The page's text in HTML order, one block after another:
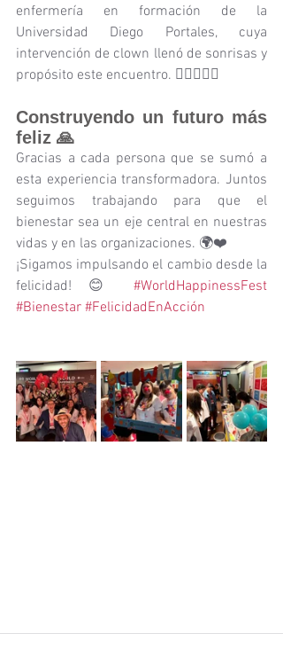
enfermería en formación de la
Universidad Diego Portales, cuya
intervención de clown llenó de sonrisas y
propósito este encuentro. 🤹‍♂️🤹‍♀️✨
Construyendo un futuro más
feliz 🙏
Gracias a cada persona que se sumó a
esta experiencia transformadora. Juntos
seguimos trabajando para que el
bienestar sea un eje central en nuestras
vidas y en las organizaciones. 🌍❤️
¡Sigamos impulsando el cambio desde la
felicidad! 😊 #WorldHappinessFest
#Bienestar #FelicidadEnAcción